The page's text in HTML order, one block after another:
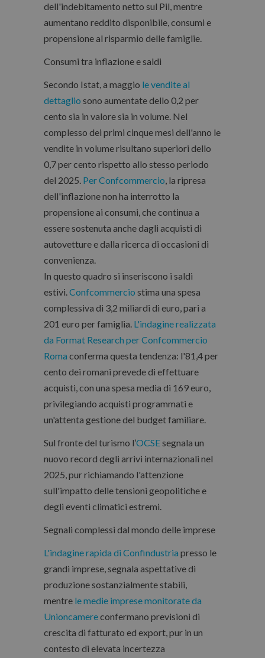
dell'indebitamento netto sul Pil, mentre
aumentano reddito disponibile, consumi e
propensione al risparmio delle famiglie.
Consumi tra inflazione e saldi
Secondo Istat, a maggio le vendite al
dettaglio sono aumentate dello 0,2 per
cento sia in valore sia in volume. Nel
complesso dei primi cinque mesi dell'anno le
vendite in volume risultano superiori dello
0,7 per cento rispetto allo stesso periodo
del 2025. Per Confcommercio, la ripresa
dell'inflazione non ha interrotto la
propensione ai consumi, che continua a
essere sostenuta anche dagli acquisti di
autovetture e dalla ricerca di occasioni di
convenienza.
In questo quadro si inseriscono i saldi
estivi.Confcommercio stima una spesa
complessiva di 3,2 miliardi di euro, pari a
201 euro per famiglia. L'indagine realizzata
da Format Research per Confcommercio
Roma conferma questa tendenza: l'81,4 per
cento dei romani prevede di effettuare
acquisti, con una spesa media di 169 euro,
privilegiando acquisti programmati e
un'attenta gestione del budget familiare.
Sul fronte del turismo l’OCSEsegnala un
nuovo record degli arrivi internazionali nel
2025, pur richiamando l'attenzione
sull'impatto delle tensioni geopolitiche e
degli eventi climatici estremi.
Segnali complessi dal mondo delle imprese
L'indagine rapida di Confindustria presso le
grandi imprese, segnala aspettative di
produzione sostanzialmente stabili,
mentre le medie imprese monitorate da
Unioncamereconfermano previsioni di
crescita di fatturato ed export, pur in un
contesto di elevata incertezza